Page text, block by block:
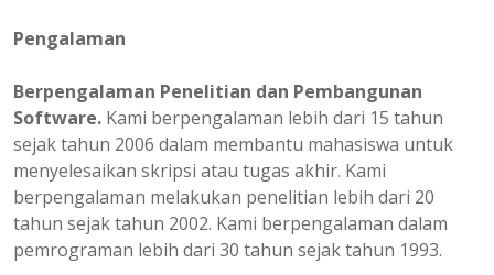
Pengalaman
Berpengalaman Penelitian dan Pembangunan
Software. Kami berpengalaman lebih dari 15 tahun
sejak tahun 2006 dalam membantu mahasiswa untuk
menyelesaikan skripsi atau tugas akhir. Kami
berpengalaman melakukan penelitian lebih dari 20
tahun sejak tahun 2002. Kami berpengalaman dalam
pemrograman lebih dari 30 tahun sejak tahun 1993.